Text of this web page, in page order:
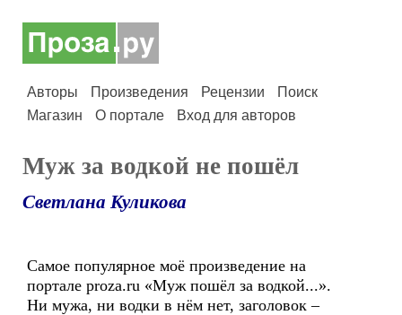
Авторы Произведения Рецензии
Поиск
Магазин
О портале Вход для авторов
Муж за водкой не пошёл
Светлана Куликова
Самое популярное моё произведение на
портале proza.ru «Муж пошёл за водкой...».
Ни мужа, ни водки в нём нет, заголовок –